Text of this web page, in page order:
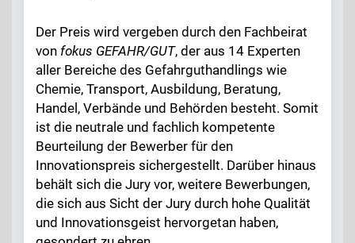
Der Preis wird vergeben durch den Fachbeirat
von fokus GEFAHR/GUT, der aus 14 Experten
aller Bereiche des Gefahrguthandlings wie
Chemie, Transport, Ausbildung, Beratung,
Handel, Verbände und Behörden besteht. Somit
ist die neutrale und fachlich kompetente
Beurteilung der Bewerber für den
Innovationspreis sichergestellt. Darüber hinaus
behält sich die Jury vor, weitere Bewerbungen,
die sich aus Sicht der Jury durch hohe Qualität
und Innovationsgeist hervorgetan haben,